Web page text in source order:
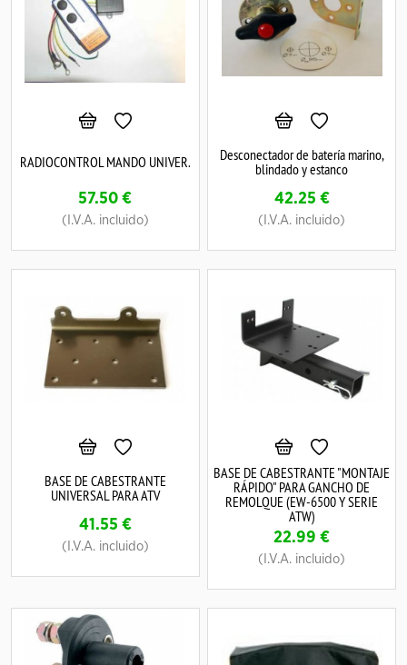
RADIOCONTROL MANDO UNIVER.
57.50 €
(I.V.A. incluido)
Desconectador de batería marino,
blindado y estanco
42.25 €
(I.V.A. incluido)
BASE DE CABESTRANTE
UNIVERSAL PARA ATV
41.55 €
(I.V.A. incluido)
BASE DE CABESTRANTE "MONTAJE
RÁPIDO" PARA GANCHO DE
REMOLQUE (EW-6500 Y SERIE
ATW)
22.99 €
(I.V.A. incluido)